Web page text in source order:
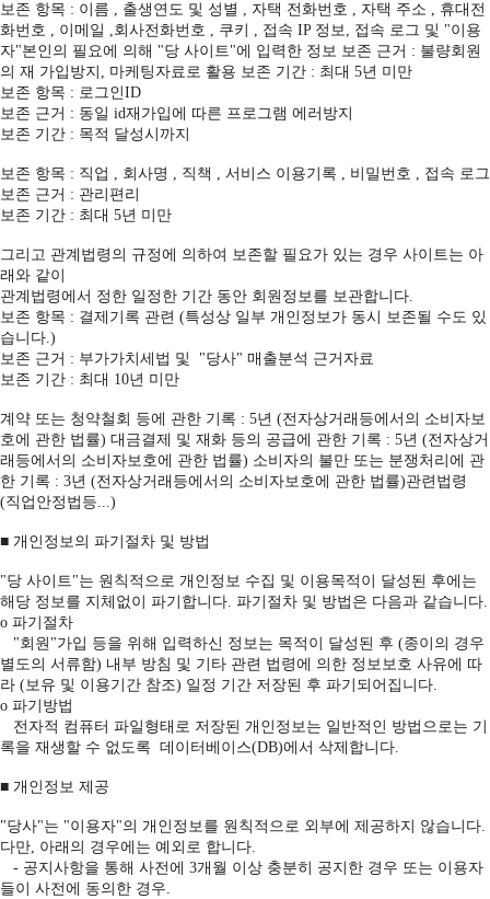
보존 항목 : 이름 , 출생연도 및 성별 , 자택 전화번호 , 자택 주소 , 휴대전
화번호 , 이메일 ,회사전화번호 , 쿠키 , 접속 IP 정보, 접속 로그 및 "이용
자"본인의 필요에 의해 "당 사이트"에 입력한 정보 보존 근거 : 불량회원
의 재 가입방지, 마케팅자료로 활용 보존 기간 : 최대 5년 미만
보존 항목 : 로그인ID
보존 근거 : 동일 id재가입에 따른 프로그램 에러방지
보존 기간 : 목적 달성시까지
보존 항목 : 직업 , 회사명 , 직책 , 서비스 이용기록 , 비밀번호 , 접속 로그
보존 근거 : 관리편리
보존 기간 : 최대 5년 미만
그리고 관계법령의 규정에 의하여 보존할 필요가 있는 경우 사이트는 아
래와 같이
관계법령에서 정한 일정한 기간 동안 회원정보를 보관합니다.
보존 항목 : 결제기록 관련 (특성상 일부 개인정보가 동시 보존될 수도 있
습니다.)
보존 근거 : 부가가치세법 및 "당사" 매출분석 근거자료
보존 기간 : 최대 10년 미만
계약 또는 청약철회 등에 관한 기록 : 5년 (전자상거래등에서의 소비자보
호에 관한 법률) 대금결제 및 재화 등의 공급에 관한 기록 : 5년 (전자상거
래등에서의 소비자보호에 관한 법률) 소비자의 불만 또는 분쟁처리에 관
한 기록 : 3년 (전자상거래등에서의 소비자보호에 관한 법률)관련법령
(직업안정법등...)
■ 개인정보의 파기절차 및 방법
"당 사이트"는 원칙적으로 개인정보 수집 및 이용목적이 달성된 후에는
해당 정보를 지체없이 파기합니다. 파기절차 및 방법은 다음과 같습니다.
ο 파기절차
"회원"가입 등을 위해 입력하신 정보는 목적이 달성된 후 (종이의 경우
별도의 서류함) 내부 방침 및 기타 관련 법령에 의한 정보보호 사유에 따
라 (보유 및 이용기간 참조) 일정 기간 저장된 후 파기되어집니다.
ο 파기방법
전자적 컴퓨터 파일형태로 저장된 개인정보는 일반적인 방법으로는 기
록을 재생할 수 없도록 데이터베이스(DB)에서 삭제합니다.
■ 개인정보 제공
"당사"는 "이용자"의 개인정보를 원칙적으로 외부에 제공하지 않습니다.
다만, 아래의 경우에는 예외로 합니다.
- 공지사항을 통해 사전에 3개월 이상 충분히 공지한 경우 또는 이용자
들이 사전에 동의한 경우.